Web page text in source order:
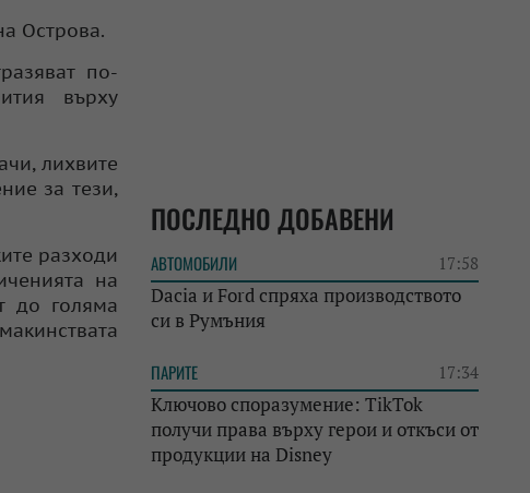
Острова.
по-
върху
лихвите
за тези,
разходи
на
до голяма
ПОСЛЕДНО ДОБАВЕНИ
АВТОМОБИЛИ 17:58
Dacia и Ford спряха производството
си в Румъния
ПАРИТЕ 17:34
Ключово споразумение: TikTok
получи права върху герои и откъси от
продукции на Disney